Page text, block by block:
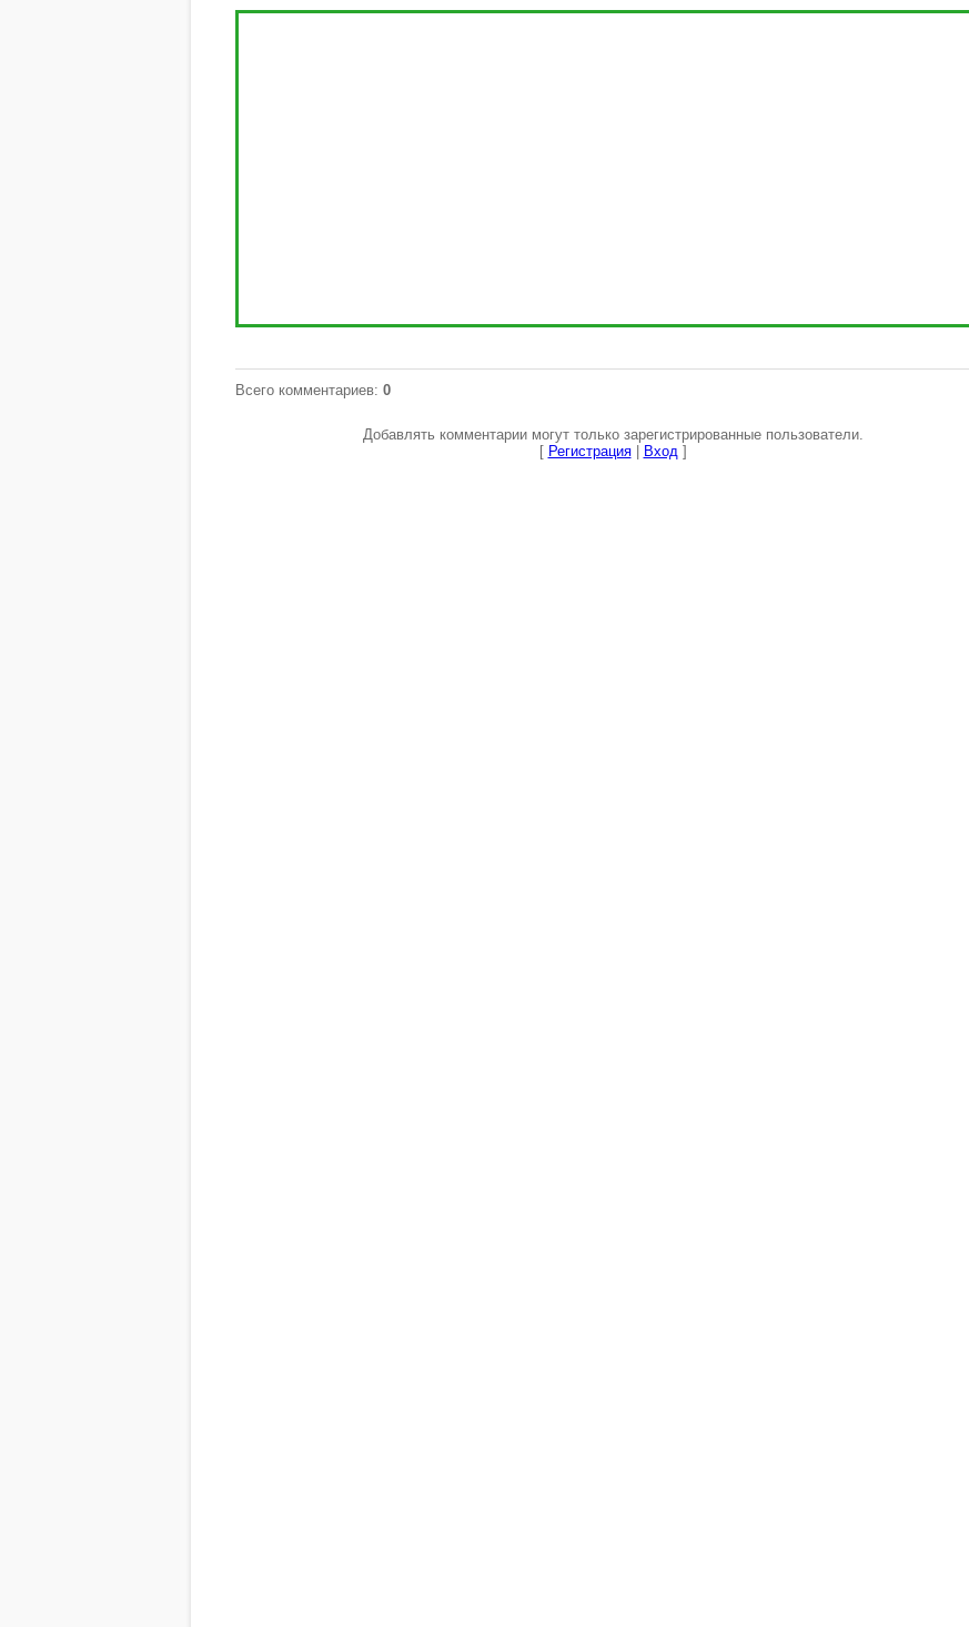
Всего комментариев: 0
Добавлять комментарии могут только зарегистрированные пользователи.
[ Регистрация| Вход]